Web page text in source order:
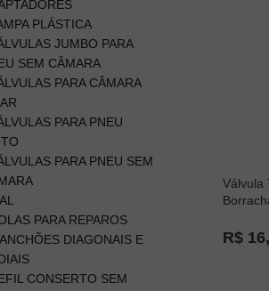
PLÁSTICA
JUMBO PARA
SEM CÂMARA
PARA CÂMARA
PARA PNEU
PARA PNEU SEM
PARA REPAROS
DIAGONAIS E
CONSERTO SEM
Válvula
R$